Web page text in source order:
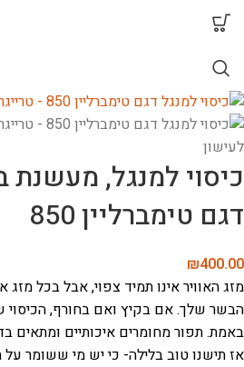
כיסוי למנגל, מעשנת
דגם טימברליין 850
₪400.00
מזג האוויר אינו תמיד צפוי, אבל בכל
הבשר שלך. אם בקיץ ואם בחורף, הכיסוי
באמת. תפור מחומרים איכותיים ומתאים
אז תישנו טוב בלילה- כי יש מי ששומר על